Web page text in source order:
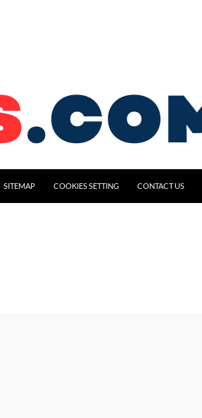
SITEMAP COOKIES SETTING CONTACT US